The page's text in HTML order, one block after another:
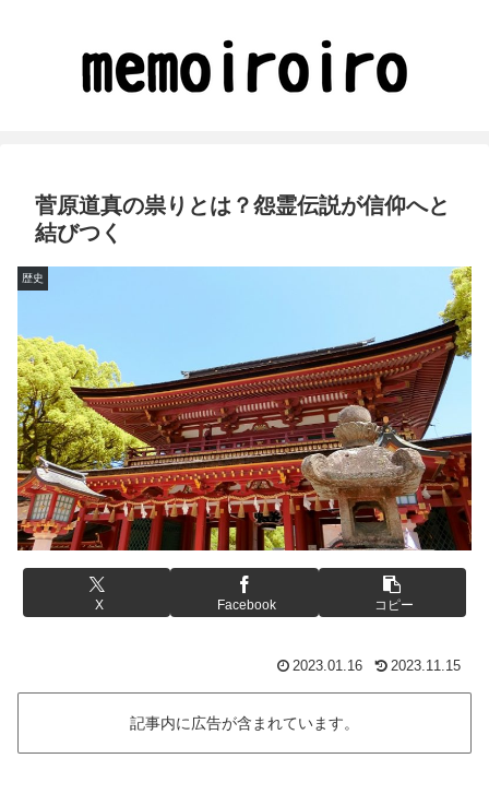
菅原道真の祟りとは？怨霊伝説が信仰へと
結びつく
歴史
X Facebook コピー
2023.01.16 2023.11.15
記事内に広告が含まれています。